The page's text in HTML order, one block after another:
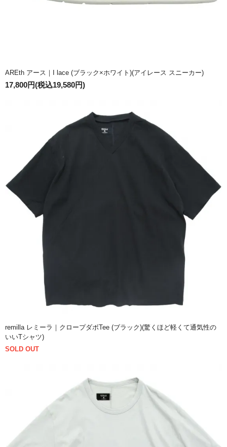
AREth アース｜I lace (ブラック×ホワイト)(アイレース スニーカー)
17,800円(税込19,580円)
remilla レミーラ｜クロープダボTee (ブラック)(驚くほど軽くて通気性の
いいTシャツ)
SOLD OUT